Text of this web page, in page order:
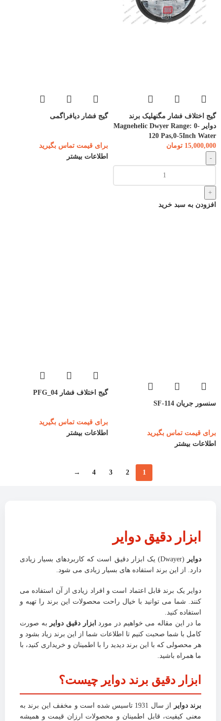
گیج اختلاف فشار مگنهلیک برند
دوایر Magnehelic Dwyer Range: 0-
120 Pas,0-5Inch Water
15,000,000 تومان
افزودن به سبد خرید
گیج فشار دیافراگمی
برای قیمت تماس بگیرید
اطلاعات بیشتر
سنسور جریان SF-114
برای قیمت تماس بگیرید
اطلاعات بیشتر
گیج اختلاف فشار PFG_04
برای قیمت تماس بگیرید
اطلاعات بیشتر
1
2
3
4
→
ابزار دقیق دوایر
دوایر
(Dwayer) یک ابزار دقیق است که کاربردهای بسیار زیادی
دارد. از این برند استفاده های بسیار زیادی می شود.
دوایر یک برند قابل اعتماد است و افراد زیادی از آن استفاده می
کنند. شما می توانید با خیال راحت محصولات این برند را تهیه و
استفاده کنید.
ما در این مقاله می خواهیم در مورد
ابزار دقیق دوایر به صورت
کامل با شما صحبت کنیم تا اطلاعات شما از این برند زیاد بشود و
هر محصولی که با این برند دیدید را با اطمینان و خریداری کنید، با
ما همراه باشید.
ابزار دقیق برند دوایر چیست؟
برند دوایر
از سال 1931 تاسیس شده است و مخفف این برند به
معنی کیفیت، قابل اطمینان و محصولات ارزان قیمت و همیشه